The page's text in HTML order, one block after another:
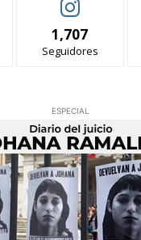
1,707
Seguidores
ESPECIAL